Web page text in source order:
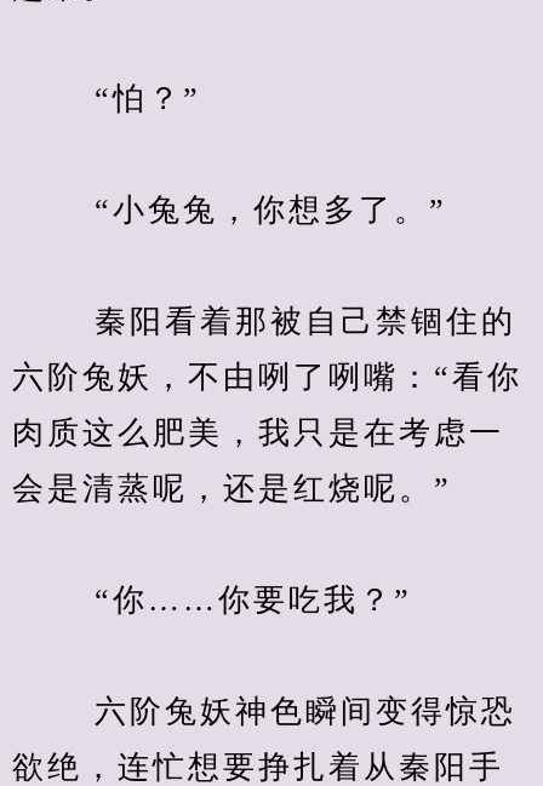
“怕？”
“小兔兔，你想多了。”
秦阳看着那被自己禁锢住的
六阶兔妖，不由咧了咧嘴：“看你
肉质这么肥美，我只是在考虑一
会是清蒸呢，还是红烧呢。”
“你……你要吃我？”
六阶兔妖神色瞬间变得惊恐
欲绝，连忙想要挣扎着从秦阳手